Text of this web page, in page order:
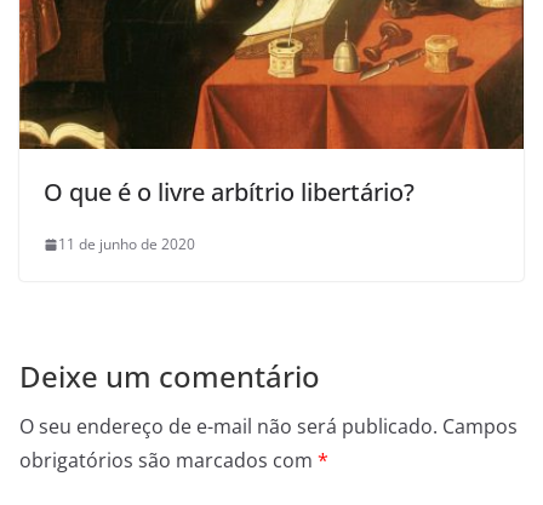
O que é o livre arbítrio libertário?
11 de junho de 2020
Deixe um comentário
O seu endereço de e-mail não será publicado. Campos
obrigatórios são marcados com *